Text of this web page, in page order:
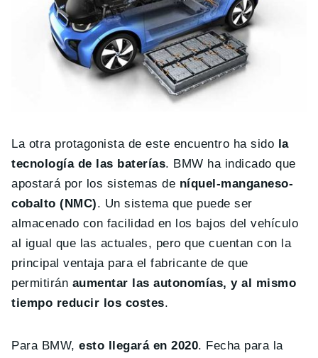
La otra protagonista de este encuentro ha sido la
tecnología de las baterías. BMW ha indicado que
apostará por los sistemas de níquel-manganeso-
cobalto (NMC). Un sistema que puede ser
almacenado con facilidad en los bajos del vehículo
al igual que las actuales, pero que cuentan con la
principal ventaja para el fabricante de que
permitirán aumentar las autonomías, y al mismo
tiempo reducir los costes.
Para BMW,esto llegará en 2020. Fecha para la